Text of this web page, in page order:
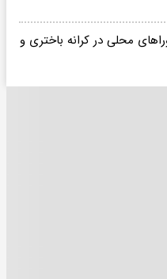
محلی در کرانه باختری و